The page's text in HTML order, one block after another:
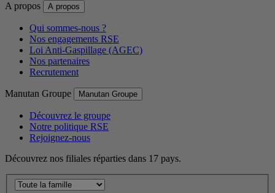
A propos A propos
Qui sommes-nous ?
Nos engagements RSE
Loi Anti-Gaspillage (AGEC)
Nos partenaires
Recrutement
Manutan Groupe Manutan Groupe
Découvrez le groupe
Notre politique RSE
Rejoignez-nous
Découvrez nos filiales réparties dans 17 pays.